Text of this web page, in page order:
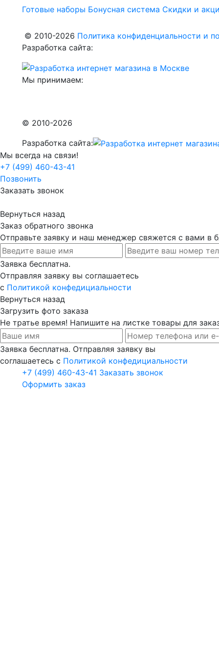
Готовые наборы Бонусная система Скидки и
© 2010-2026 Политика конфиденциальности и
Разработка сайта:
Мы принимаем:
© 2010-2026
Разработка сайта:
Мы всегда на связи!
+7 (499) 460-43-41
Позвонить
Заказать звонок
Вернуться назад
Заказ обратного звонка
Отправьте заявку и наш менеджер свяжется с вами в
Заявка бесплатна.
Отправляя заявку вы соглашаетесь
с Политикой конфедициальности
Вернуться назад
Загрузить фото заказа
Не тратье время! Напишите на листке товары для
Заявка бесплатна. Отправляя заявку вы
соглашаетесь с Политикой конфедициальности
+7 (499) 460-43-41 Заказать звонок
Оформить заказ